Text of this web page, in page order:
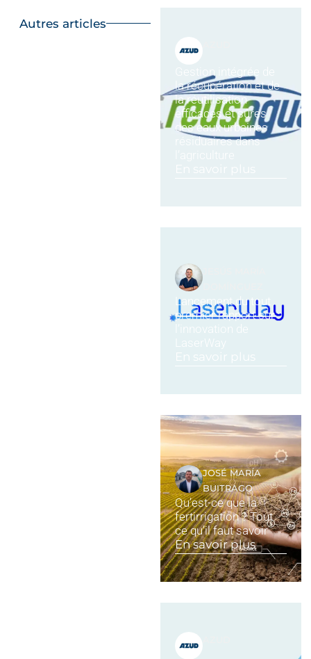
Autres articles
Gestion intégrée de
la récupération et de
la réutilisation
efficaces et sûres
des eaux urbaines
résiduaires dans
Lancement du tout
premier rapport sur
l’innovation de
LaserWay
En savoir plus
JOSÉ MARÍA
BUITRAGO
Qu’est-ce que la
fertirrigation ? Tout
ce qu’il faut savoir
En savoir plus